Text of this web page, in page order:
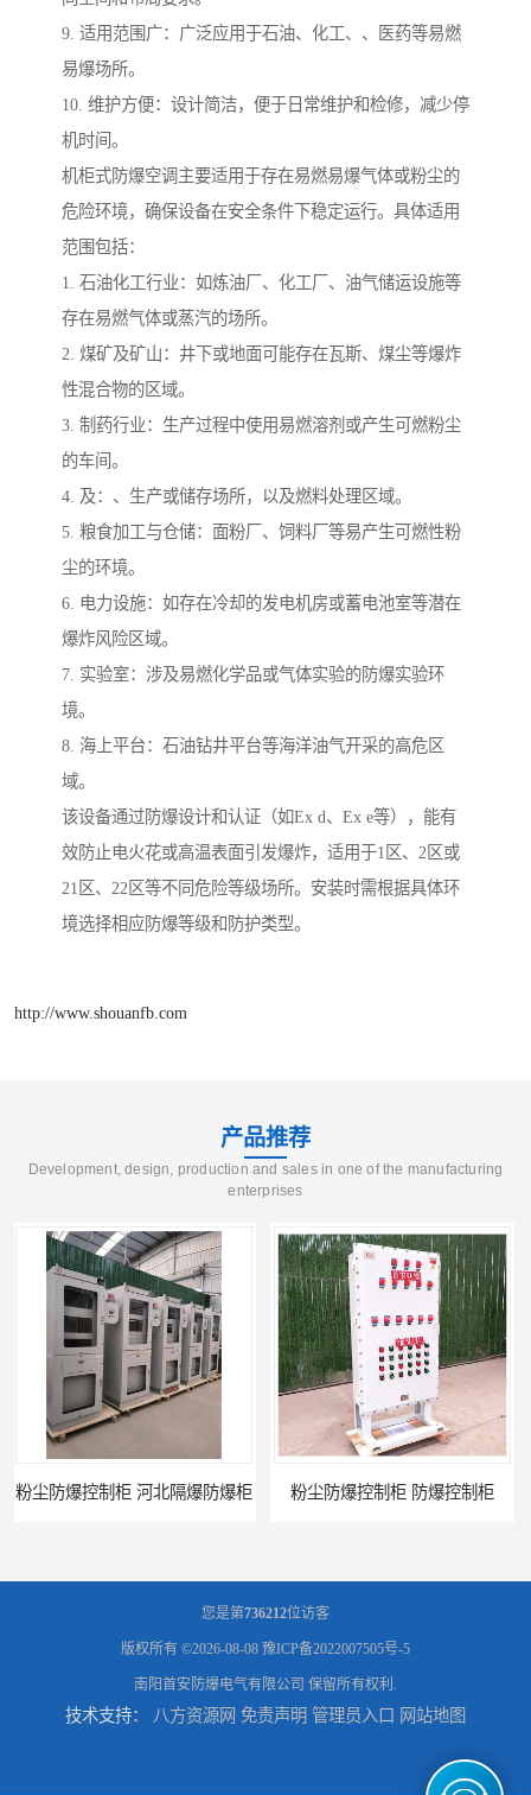
9. 适用范围广：广泛应用于石油、化工、、医药等易燃
易爆场所。
10. 维护方便：设计简洁，便于日常维护和检修，减少停
机时间。
机柜式防爆空调主要适用于存在易燃易爆气体或粉尘的
危险环境，确保设备在安全条件下稳定运行。具体适用
范围包括：
1. 石油化工行业：如炼油厂、化工厂、油气储运设施等
存在易燃气体或蒸汽的场所。
2. 煤矿及矿山：井下或地面可能存在瓦斯、煤尘等爆炸
性混合物的区域。
3. 制药行业：生产过程中使用易燃溶剂或产生可燃粉尘
的车间。
4. 及：、生产或储存场所，以及燃料处理区域。
5. 粮食加工与仓储：面粉厂、饲料厂等易产生可燃性粉
尘的环境。
6. 电力设施：如存在冷却的发电机房或蓄电池室等潜在
爆炸风险区域。
7. 实验室：涉及易燃化学品或气体实验的防爆实验环
境。
8. 海上平台：石油钻井平台等海洋油气开采的高危区
域。
该设备通过防爆设计和认证（如Ex d、Ex e等），能有
效防止电火花或高温表面引发爆炸，适用于1区、2区或
21区、22区等不同危险等级场所。安装时需根据具体环
境选择相应防爆等级和防护类型。
http://www.shouanfb.com
产品推荐
Development, design, production and sales in one of the manufacturing
enterprises
粉尘防爆控制柜 防爆控制柜
防腐防尘防爆控制柜 广东防爆控制柜
您是第736212位访客
版权所有 ©2026-08-08 豫ICP备2022007505号-5
南阳首安防爆电气有限公司 保留所有权利.
技术支持： 八方资源网 免责声明 管理员入口 网站地图